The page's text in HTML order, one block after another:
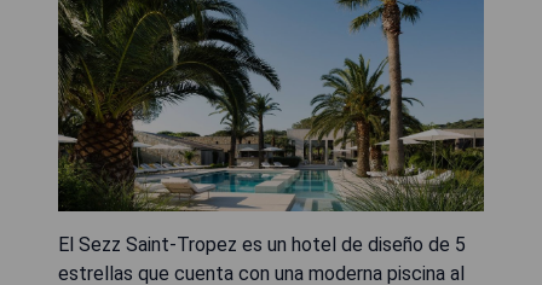
El Sezz Saint-Tropez es un hotel de diseño de 5
estrellas que cuenta con una moderna piscina al